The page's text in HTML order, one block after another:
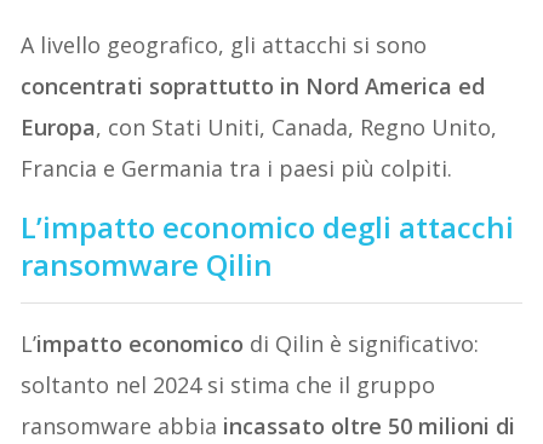
A livello geografico, gli attacchi si sono
concentrati soprattutto in Nord America ed
Europa, con Stati Uniti, Canada, Regno Unito,
Francia e Germania tra i paesi più colpiti.
L’impatto economico degli attacchi
ransomware Qilin
L’impatto economico di Qilin è significativo:
soltanto nel 2024 si stima che il gruppo
ransomware abbia incassato oltre 50 milioni di